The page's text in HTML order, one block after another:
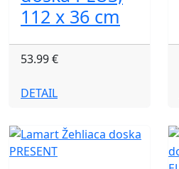
112 x 36 cm
53.99 €
DETAIL